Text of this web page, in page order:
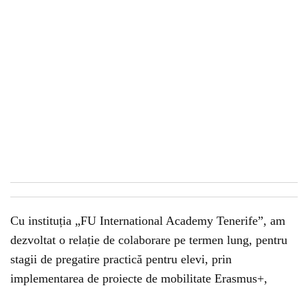
Cu instituția „FU International Academy Tenerife”, am
dezvoltat o relație de colaborare pe termen lung, pentru
stagii de pregatire practică pentru elevi, prin
implementarea de proiecte de mobilitate Erasmus+,